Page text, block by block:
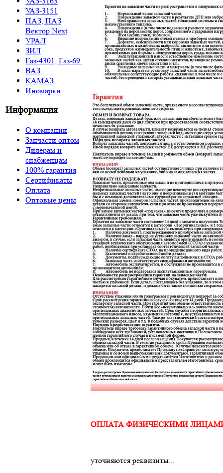
УАЗ-3151
ПАЗ, ПАЗ
Вектор Next
УРАЛ
ЗИЛ
Газ-4301, Газ-69.
ВАЗ
КАМАЗ
Иномарки
Информация
О компании
Запчасти оптом
Дилерам и
снабженцам
100% гарантия
Сертификаты
Оплата
Оптовые цены
ОПЛАТА ФИЗИЧЕСКИМИ
уточняются реквизиты...